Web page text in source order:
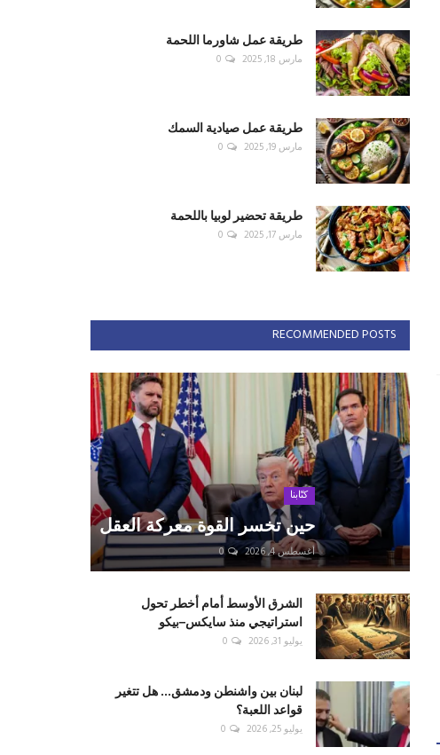
طريقة عمل شاورما اللحمة
مارس 18, 2025 0
طريقة عمل صيادية السمك
مارس 19, 2025 0
طريقة تحضير لوبيا باللحمة
مارس 17, 2025 0
RECOMMENDED POSTS
كتّابنا
حين تخسر القوة معركة العقل
أغسطس 4, 2026 0
الشرق الأوسط أمام أخطر تحول
استراتيجي منذ سايكس–بيكو
يوليو 31, 2026 0
لبنان بين واشنطن ودمشق... هل تتغير
قواعد اللعبة؟
يوليو 25, 2026 0